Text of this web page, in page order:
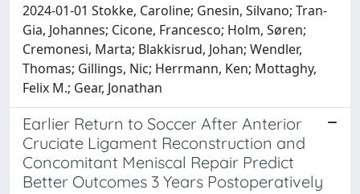
2024-01-01 Stokke, Caroline; Gnesin, Silvano; Tran-
Gia, Johannes; Cicone, Francesco; Holm, Søren;
Cremonesi, Marta; Blakkisrud, Johan; Wendler,
Thomas; Gillings, Nic; Herrmann, Ken; Mottaghy,
Felix M.; Gear, Jonathan
Earlier Return to Soccer After Anterior
Cruciate Ligament Reconstruction and
Concomitant Meniscal Repair Predict
Better Outcomes 3 Years Postoperatively